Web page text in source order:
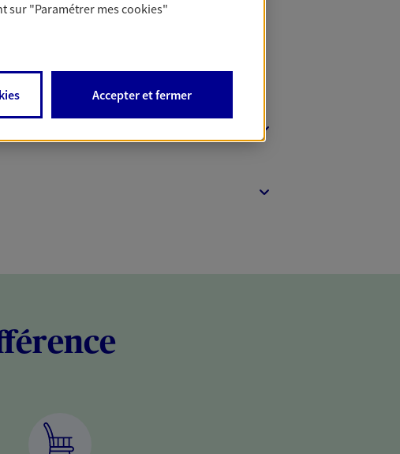
sur "Paramétrer mescookies"
Accepter et fermer